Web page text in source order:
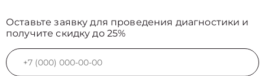
Оставьте заявку для проведения диагностики и
получите скидку до 25%